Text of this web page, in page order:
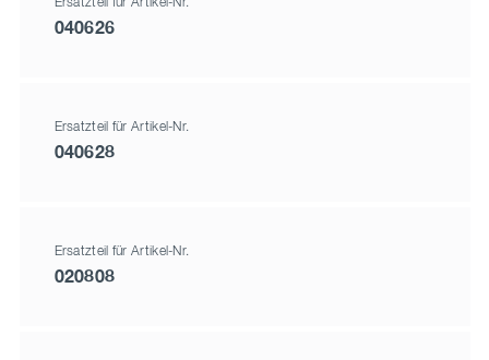
Ersatzteil für Artikel-Nr.
040626
Ersatzteil für Artikel-Nr.
040628
Ersatzteil für Artikel-Nr.
020808